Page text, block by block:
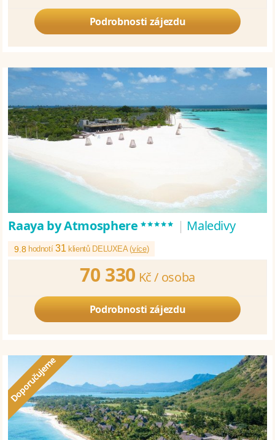
Podrobnosti zájezdu
Raaya by Atmosphere***** | Maledivy
9.8 hodnotí31klientů DELUXEA (více)
70 330 Kč / osoba
Podrobnosti zájezdu